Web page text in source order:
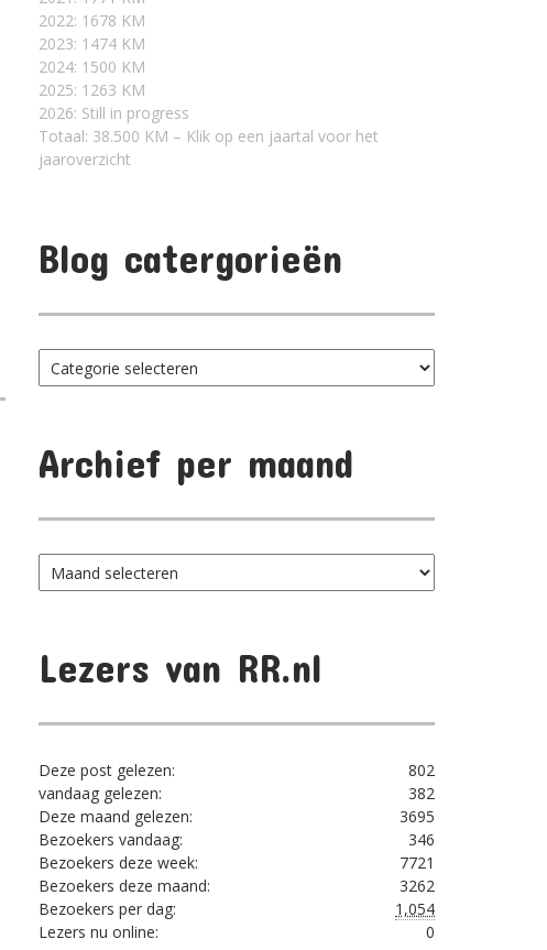
2022: 1678 KM
2023: 1474 KM
2024: 1500 KM
2025: 1263 KM
2026: Still in progress
Totaal: 38.500 KM – Klik op een jaartal voor het
jaaroverzicht
Blog catergorieën
Blog
catergorieën
Archief per maand
Archief
per
Lezers van RR.nl
802
Deze post gelezen:
382
vandaag gelezen:
3695
Deze maand gelezen:
346
Bezoekers vandaag:
7721
Bezoekers deze week:
3262
Bezoekers deze maand:
1,054
Bezoekers per dag:
0
Lezers nu online: